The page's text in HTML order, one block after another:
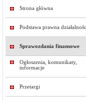
Strona główna
Podstawa prawna
Sprawozdania finansowe
Ogłoszenia, komunikaty,
informacje
Przetargi